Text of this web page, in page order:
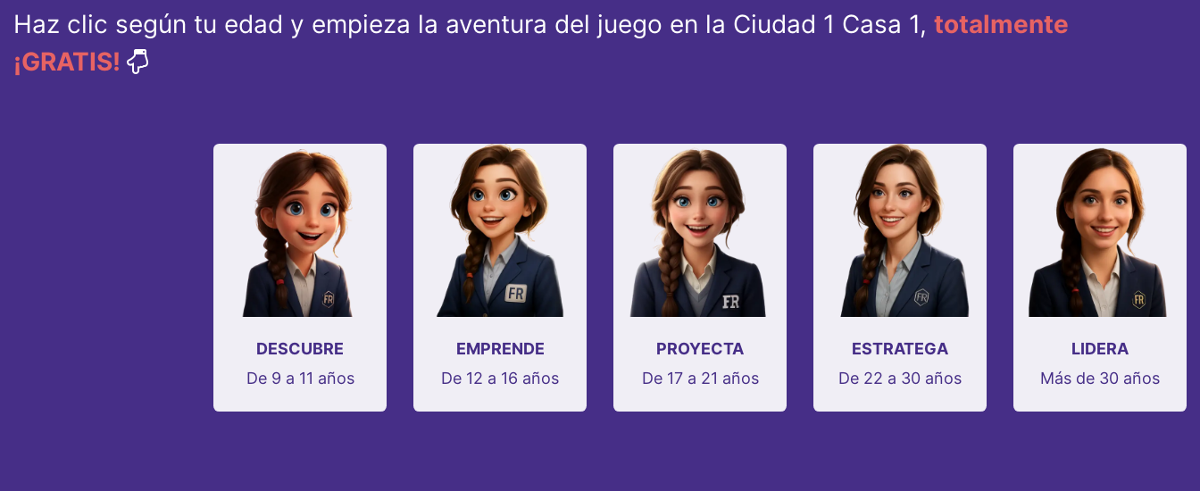
Haz clic según tu edad y empieza la aventura del juego en la Ciudad 1 Casa 1, totalmente
¡GRATIS!
DESCUBRE
De 9 a 11 años
EMPRENDE
De 12 a 16 años
PROYECTA
De 17 a 21 años
ESTRATEGA
De 22 a 30 años
LIDERA
Más de 30 años